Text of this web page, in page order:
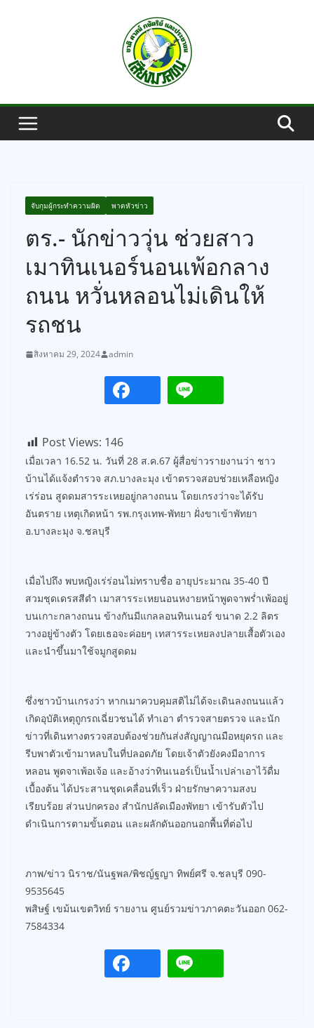
จับกุมผู้กระทำความผิด พาดหัวข่าว
ตร.- นักข่าววุ่น ช่วยสาว
เมาทินเนอร์นอนเพ้อกลาง
ถนน หวั่นหลอนไม่เดินให้
รถชน
สิงหาคม 29, 2024 admin
Post Views: 146
เมื่อเวลา 16.52 น. วันที่ 28 ส.ค.67 ผู้สื่อข่าวรายงานว่า ชาว
บ้านได้แจ้งตำรวจ สภ.บางละมุง เข้าตรวจสอบช่วยเหลือหญิง
เร่ร่อน สูดดมสารระเหยอยู่กลางถนน โดยเกรงว่าจะได้รับ
อันตราย เหตุเกิดหน้า รพ.กรุงเทพ-พัทยา ฝั่งขาเข้าพัทยา
อ.บางละมุง จ.ชลบุรี
เมื่อไปถึง พบหญิงเร่ร่อนไม่ทราบชื่อ อายุประมาณ 35-40 ปี
สวมชุดเดรสสีดำ เมาสารระเหยนอนหงายหน้าพูดจาพร่ำเพ้ออยู่
บนเกาะกลางถนน ข้างกันมีแกลลอนทินเนอร์ ขนาด 2.2 ลิตร
วางอยู่ข้างตัว โดยเธอจะค่อยๆ เทสารระเหยลงปลายเสื้อตัวเอง
และนำขึ้นมาใช้จมูกสูดดม
ซึ่งชาวบ้านเกรงว่า หากเมาควบคุมสติไม่ได้จะเดินลงถนนแล้ว
เกิดอุบัติเหตุถูกรถเฉี่ยวชนได้ ทำเอา ตำรวจสายตรวจ และนัก
ข่าวที่เดินทางตรวจสอบต้องช่วยกันส่งสัญญาณมือหยุดรถ และ
รีบพาตัวเข้ามาหลบในที่ปลอดภัย โดยเจ้าตัวยังคงมีอาการ
หลอน พูดจาเพ้อเจ้อ และอ้างว่าทินเนอร์เป็นน้ำเปล่าเอาไว้ดื่ม
เบื้องต้น ได้ประสานชุดเคลื่อนที่เร็ว ฝ่ายรักษาความสงบ
เรียบร้อย ส่วนปกครอง สำนักปลัดเมืองพัทยา เข้ารับตัวไป
ดำเนินการตามขั้นตอน และผลักดันออกนอกพื้นที่ต่อไป
ภาพ/ข่าว นิราช/นันฐพล/พิชญ์ฐญา ทิพย์ศรี จ.ชลบุรี 090-
9535645
พสิษฐ์ เขม้นเขตวิทย์ รายงาน ศูนย์รวมข่าวภาคตะวันออก 062-
7584334